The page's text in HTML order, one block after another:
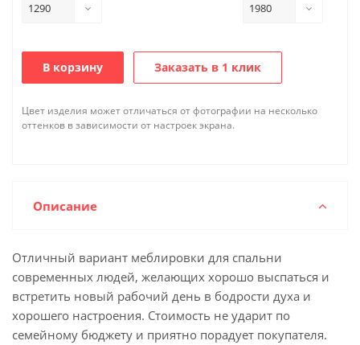
1290 1980
В корзину Заказать в 1 клик
Цвет изделия может отличаться от фотографии на несколько
оттенков в зависимости от настроек экрана.
Описание
Отличный вариант меблировки для спальни
современных людей, желающих хорошо выспаться и
встретить новый рабочий день в бодрости духа и
хорошего настроения. Стоимость не ударит по
семейному бюджету и приятно порадует покупателя.